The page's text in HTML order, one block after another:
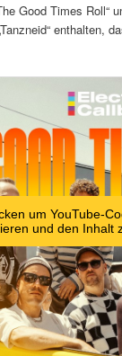
Good Times Roll“
enthalten,
um YouTube-
und den Inhalt